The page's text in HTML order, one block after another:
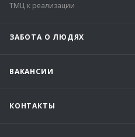
ТМЦ к реализации
ЗАБОТА О ЛЮДЯХ
ВАКАНСИИ
КОНТАКТЫ